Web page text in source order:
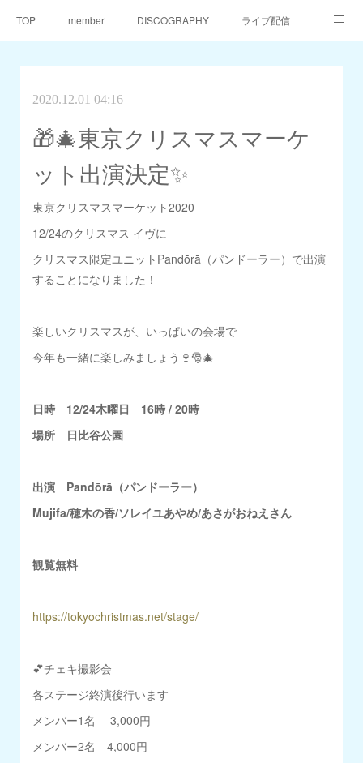
TOP member DISCOGRAPHY ライブ配信
2020.12.01 04:16
🎁🎄東京クリスマスマーケ
ット出演決定✨
東京クリスマスマーケット2020
12/24のクリスマス イヴに
クリスマス限定ユニットPandōrā（パンドーラー）で出演
することになりました！
楽しいクリスマスが、いっぱいの会場で
今年も一緒に楽しみましょう🍷🎅🎄
日時 12/24木曜日 16時 / 20時
場所 日比谷公園
出演 Pandōrā（パンドーラー）
Mujifa/穂木の香/ソレイユあやめ/あさがおねえさん
観覧無料
https://tokyochristmas.net/stage/
💕チェキ撮影会
各ステージ終演後行います
メンバー1名 3,000円
メンバー2名 4,000円